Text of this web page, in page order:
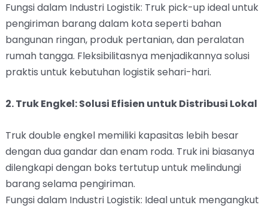
Fungsi dalam Industri Logistik: Truk pick-up ideal untuk
pengiriman barang dalam kota seperti bahan
bangunan ringan, produk pertanian, dan peralatan
rumah tangga. Fleksibilitasnya menjadikannya solusi
praktis untuk kebutuhan logistik sehari-hari.
2. Truk Engkel: Solusi Efisien untuk Distribusi Lokal
Truk double engkel memiliki kapasitas lebih besar
dengan dua gandar dan enam roda. Truk ini biasanya
dilengkapi dengan boks tertutup untuk melindungi
barang selama pengiriman.
Fungsi dalam Industri Logistik: Ideal untuk mengangkut